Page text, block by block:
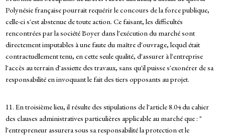
Polynésie française pourrait requérir le concours de la force publique,
celle-ci s'est abstenue de toute action. Ce faisant, les difficultés
rencontrées par la société Boyer dans l'exécution du marché sont
directement imputables à une faute du maître d'ouvrage, lequel était
contractuellement tenu, en cette seule qualité, d'assurer à l'entreprise
l'accès au terrain d'assiette des travaux, sans qu'il puisse s'exonérer de sa
responsabilité en invoquant le fait des tiers opposants au projet.
11. En troisième lieu, il résulte des stipulations de l'article 8.04 du cahier
des clauses administratives particulières applicable au marché que : "
l'entrepreneur assurera sous sa responsabilité la protection et le